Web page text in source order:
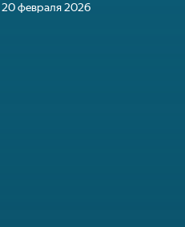
20 февраля 2026